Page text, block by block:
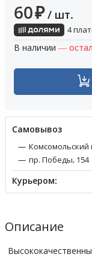
60₽ / шт.
4
В наличии —
Cамовывоз
Комсомольский
пр. Победы, 154
Курьером:
Описание